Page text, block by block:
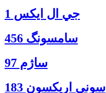
جي ال ايكس 1
سامسونگ 456
ساژم 97
سوني اريكسون 183